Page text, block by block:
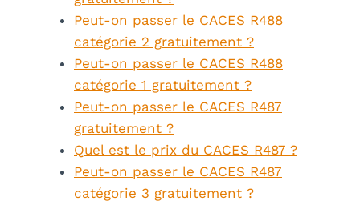
Peut-on passer le CACES R488
catégorie 2 gratuitement ?
Peut-on passer le CACES R488
catégorie 1 gratuitement ?
Peut-on passer le CACES R487
gratuitement ?
Quel est le prix du CACES R487 ?
Peut-on passer le CACES R487
catégorie 3 gratuitement ?